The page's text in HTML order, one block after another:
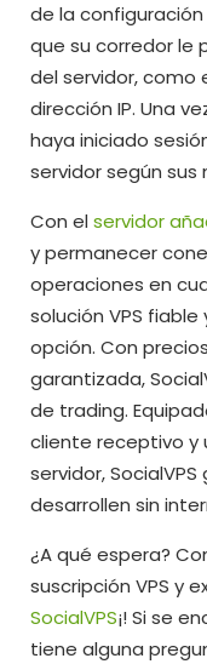
de la
que su corredor le
del servidor, como
dirección IP. Una
haya iniciado
servidor según sus
Con el servidor
y permanecer
operaciones en
solución VPS fiable
opción. Con
garantizada,
de trading.
cliente receptivo y
servidor,
desarrollen sin
¿A qué espera?
suscripción VPS y
SocialVPS¡! Si se
tiene alguna